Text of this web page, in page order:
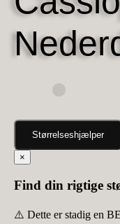
Størrelseshjælper
×
Find din rigtige
⚠️ Dette er stadig en